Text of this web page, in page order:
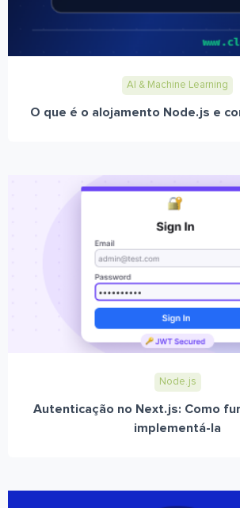
AI & Machine Learning
O que é o alojamento Node.js e
Node.js
Autenticação no Next.js: Como
implementá-la